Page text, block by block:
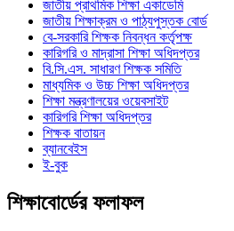
জাতীয় প্রাথমিক শিক্ষা একাডেমি
জাতীয় শিক্ষাক্রম ও পাঠ্যপুস্তক বোর্ড
বে-সরকারি শিক্ষক নিবন্ধন কর্তৃপক্ষ
কারিগরি ও মাদ্রাসা শিক্ষা অধিদপ্তর
বি.সি.এস. সাধারণ শিক্ষক সমিতি
মাধ্যমিক ও উচ্চ শিক্ষা অধিদপ্তর
শিক্ষা মন্ত্রণালয়ের ওয়েবসাইট
কারিগরি শিক্ষা অধিদপ্তর
শিক্ষক বাতায়ন
ব্যানবেইস
ই-বুক
শিক্ষাবোর্ডের ফলাফল